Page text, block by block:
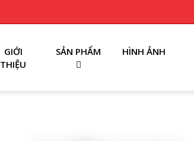
GIỚI
THIỆU
SẢN PHẨM HÌNH ẢNH